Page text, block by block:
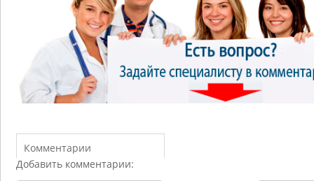
Комментарии
Добавить комментарии: